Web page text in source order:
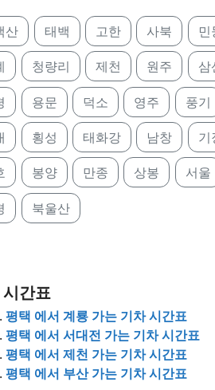
산 태백 고한 사북
청량리 제천 원주 삼
용문 덕소 영주 풍기
횡성 태화강 남창 기
봉양 만종 상봉 서울
북울산
간표
평택 에서 계룡 가는 기차 시간표
평택 에서 서대전 가는 기차 시간표
평택 에서 제천 가는 기차 시간표
평택 에서 부산 가는 기차 시간표